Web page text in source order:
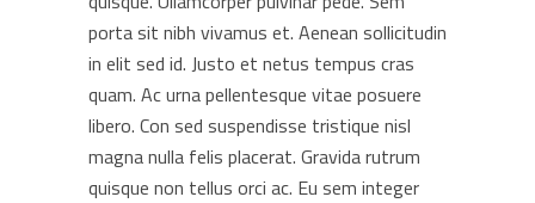
porta sit nibh vivamus et. Aenean sollicitudin
in elit sed id. Justo et netus tempus cras
quam. Ac urna pellentesque vitae posuere
libero. Con sed suspendisse tristique nisl
magna nulla felis placerat. Gravida rutrum
quisque non tellus orci ac. Eu sem integer